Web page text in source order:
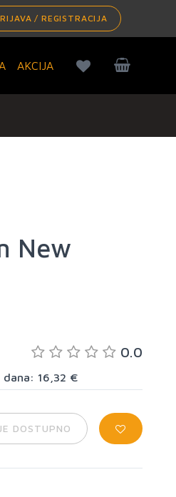
/ REGISTRACIJA
AKCIJA
New
0.0
16,32 €
DOSTUPNO